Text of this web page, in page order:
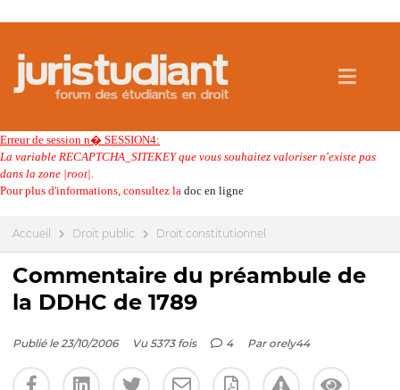
Erreur de session n� SESSION4:
La variable RECAPTCHA_SITEKEY que vous souhaitez valoriser n'existe pas
dans la zone |root|.
Pour plus d'informations, consultez la doc en ligne
Accueil Droit public Droit constitutionnel
Commentaire du préambule de
la DDHC de 1789
Publié le 23/10/2006 Vu 5373 fois 4 Par orely44